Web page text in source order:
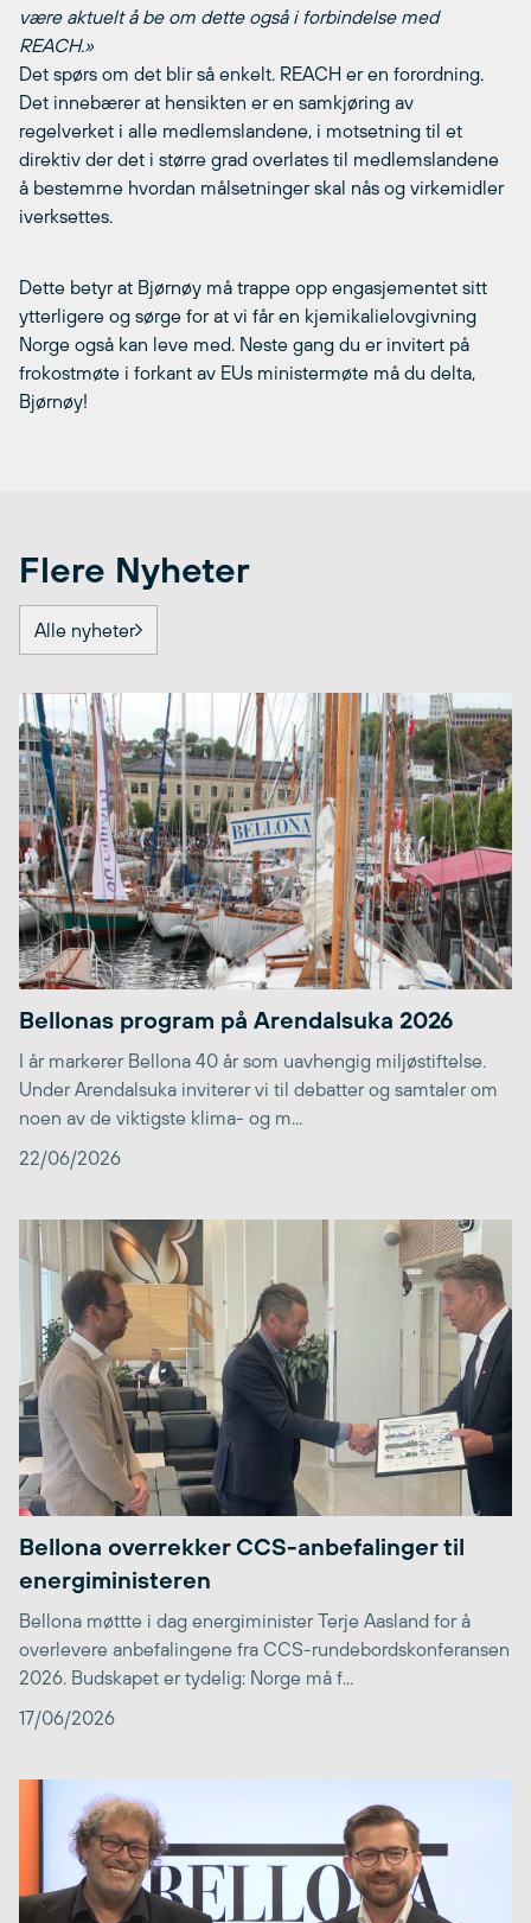
være aktuelt å be om dette også i forbindelse med
REACH.»
Det spørs om det blir så enkelt. REACH er en forordning.
Det innebærer at hensikten er en samkjøring av
regelverket i alle medlemslandene, i motsetning til et
direktiv der det i større grad overlates til medlemslandene
å bestemme hvordan målsetninger skal nås og virkemidler
iverksettes.
Dette betyr at Bjørnøy må trappe opp engasjementet sitt
ytterligere og sørge for at vi får en kjemikalielovgivning
Norge også kan leve med. Neste gang du er invitert på
frokostmøte i forkant av EUs ministermøte må du delta,
Bjørnøy!
Flere Nyheter
Alle nyheter
Bellonas program på Arendalsuka 2026
I år markerer Bellona 40 år som uavhengig miljøstiftelse.
Under Arendalsuka inviterer vi til debatter og samtaler om
noen av de viktigste klima- og m...
22/06/2026
Bellona overrekker CCS-anbefalinger til
energiministeren
Bellona møttte i dag energiminister Terje Aasland for å
overlevere anbefalingene fra CCS-rundebordskonferansen
2026. Budskapet er tydelig: Norge må f...
17/06/2026